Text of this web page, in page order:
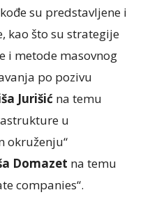
su predstavljene i
kao što su strategije
i metode masovnog
po pozivu
Jurišić na temu
u
okruženju“
Domazet na temu
companies“.